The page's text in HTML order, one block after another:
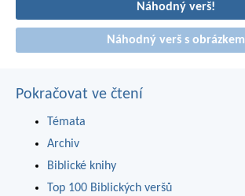
Náhodný verš!
Náhodný verš s obrázkem
Pokračovat ve čtení
Témata
Archiv
Biblické knihy
Top 100 Biblických veršů